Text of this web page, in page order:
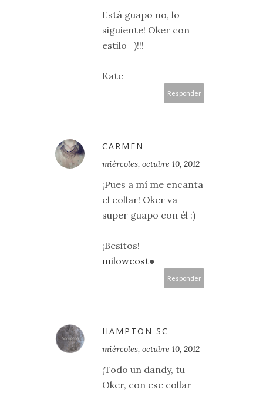
Está guapo no, lo
siguiente! Oker con
estilo =)!!!
Kate
Responder
CARMEN
miércoles, octubre 10, 2012
¡Pues a mí me encanta
el collar! Oker va
super guapo con él :)
¡Besitos!
milowcost●
Responder
HAMPTON SC
miércoles, octubre 10, 2012
¡Todo un dandy, tu
Oker, con ese collar